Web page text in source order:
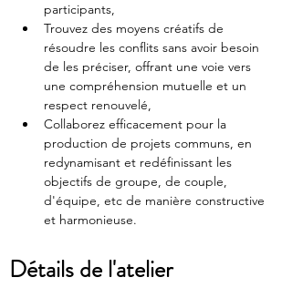
participants,
Trouvez des moyens créatifs de
résoudre les conflits sans avoir besoin
de les préciser, offrant une voie vers
une compréhension mutuelle et un
respect renouvelé,
Collaborez efficacement pour la
production de projets communs, en
redynamisant et redéfinissant les
objectifs de groupe, de couple,
d'équipe, etc de manière constructive
et harmonieuse.
Détails de l'atelier